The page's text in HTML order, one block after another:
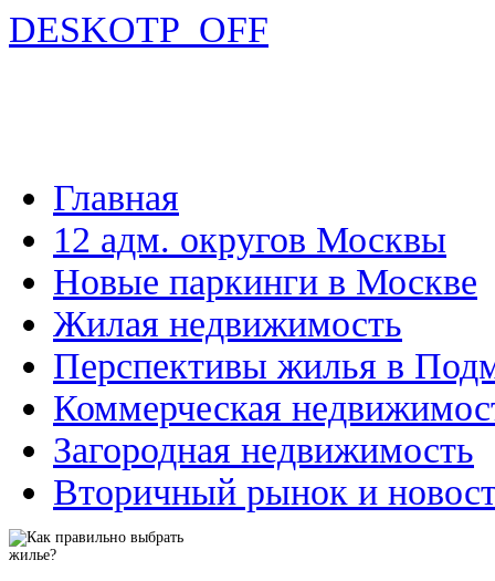
DESKOTP_OFF
Главная
12 адм. округов Москвы
Новые паркинги в Москве
Жилая недвижимость
Перспективы жилья в
Коммерческая
Загородная недвижимость
Вторичный рынок и